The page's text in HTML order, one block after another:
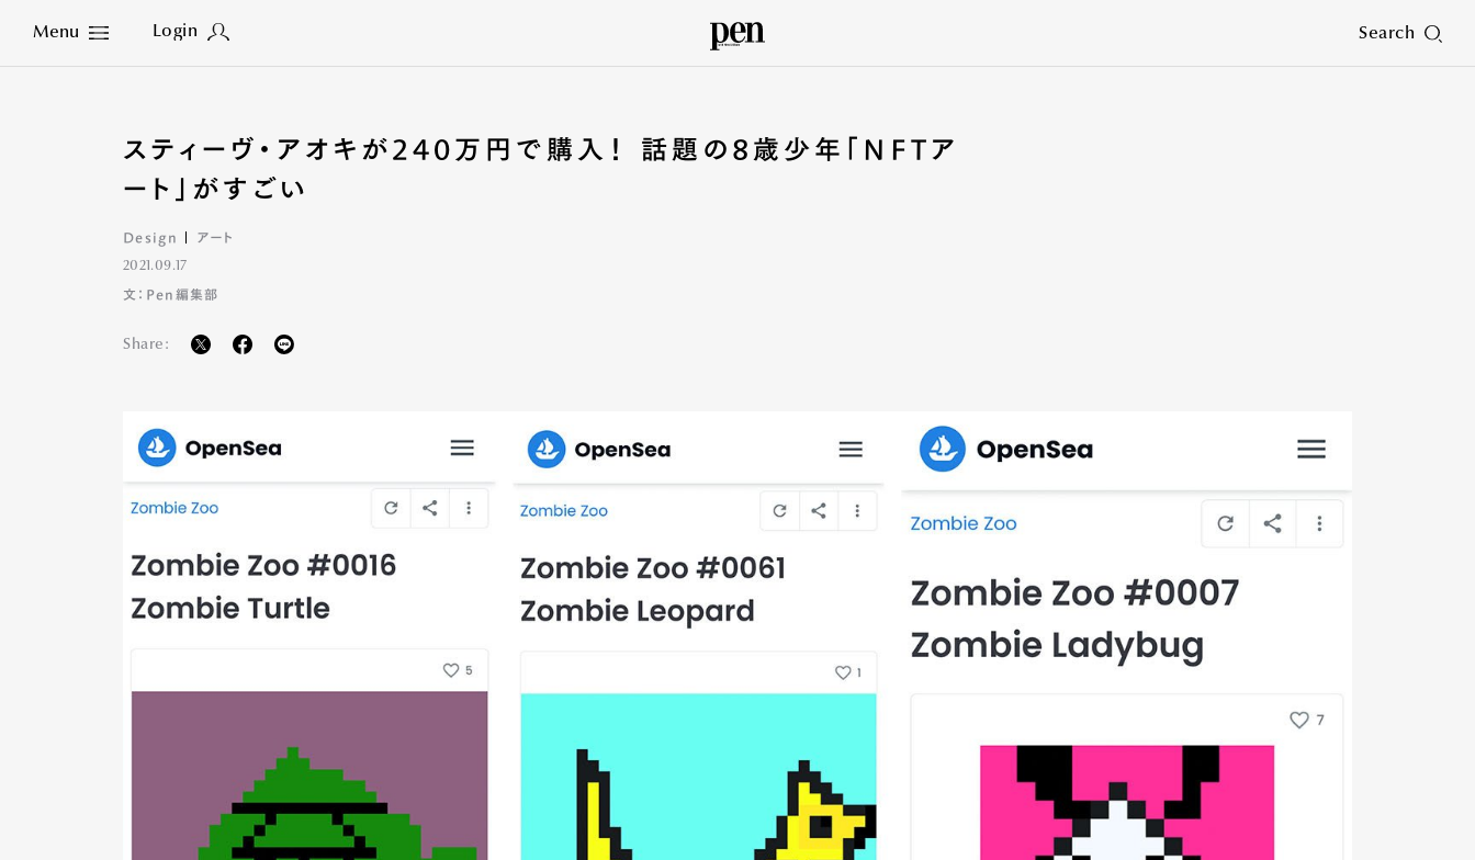
Menu Login Search
Close
スティーヴ・アオキが240万円で購入！ 話題の8歳少年「NFTア
ート」がすごい
Design アート
2021.09.17
文：Pen編集部
Share: